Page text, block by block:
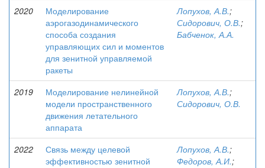
2020
Моделирование
аэрогазодинамического
способа создания
управляющих сил и моментов
для зенитной управляемой
ракеты
Лопухов, А.В.;
Сидорович, О.В.;
Бабченок, А.А.
2019
Моделирование нелинейной
модели пространственного
движения летательного
аппарата
Лопухов, А.В.;
Сидорович, О.В.
2022
Связь между целевой
эффективностью зенитной
Лопухов, А.В.;
Федоров, А.И.;